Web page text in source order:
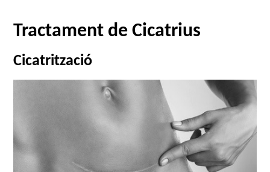
Tractament de Cicatrius
Cicatrització